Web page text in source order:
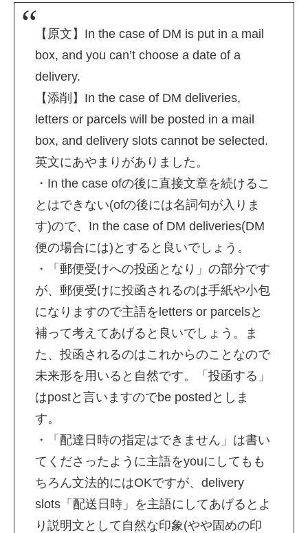
【原文】In the case of DM is put in a mail
box, and you can’t choose a date of a
delivery.
【添削】In the case of DM deliveries,
letters or parcels will be posted in a mail
box, and delivery slots cannot be selected.
英文にあやまりがありました。
・In the case ofの後に直接文章を続けるこ
とはできない(ofの後には名詞句が入りま
す)ので、In the case of DM deliveries(DM
便の場合には)とすると良いでしょう。
・「郵便受けへの投函となり」の部分です
が、郵便受けに投函されるのは手紙や小包
になりますので主語をletters or parcelsと
補って考えてあげると良いでしょう。ま
た、投函されるのはこれからのことなので
未来形を用いると自然です。「投函する」
はpostと言いますのでbe postedとしま
す。
・「配達日時の指定はできません」は書い
てくださったように主語をyouにしてもも
ちろん文法的にはOKですが、delivery
slots「配送日時」を主語にしてあげるとよ
り説明文として自然な印象(やや固めの印